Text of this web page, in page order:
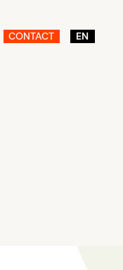
CONTACT EN